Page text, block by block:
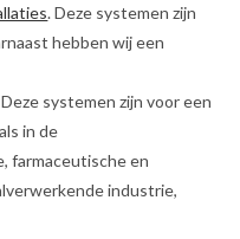
. Deze systemen zijn
hebben wij een
Deze systemen zijn voor een
in de
farmaceutische en
industrie,